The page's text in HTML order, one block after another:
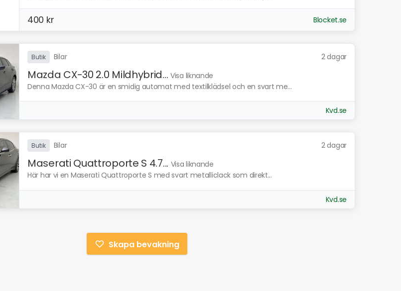
400 kr Blocket.se
Butik Bilar 2 dagar
Mazda CX-30 2.0 Mildhybrid... Visa liknande
Denna Mazda CX-30 är en smidig automat med textilklädsel och en svart me...
Kvd.se
Butik Bilar 2 dagar
Maserati Quattroporte S 4.7... Visa liknande
Här har vi en Maserati Quattroporte S med svart metalliclack som direkt...
Kvd.se
Skapa bevakning